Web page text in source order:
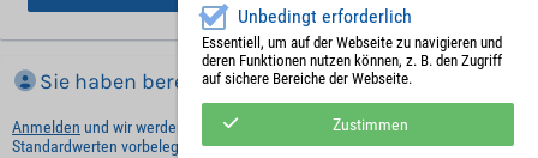
Sie haben bereits ein Konto?
Anmelden und wir werden die notwendigen Informationen mit Ihren
Standardwerten vorbelegen.
Unbedingt erforderlich
Essentiell, um auf der Webseite zu navigieren und
deren Funktionen nutzen können, z. B. den Zugriff
auf sichere Bereiche der Webseite.
Zustimmen